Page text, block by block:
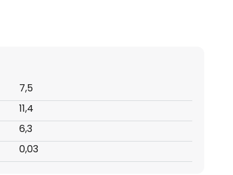
7,5
11,4
6,3
0,03